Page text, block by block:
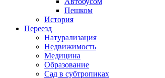
Пешком
История
Переезд
Натурализация
Недвижимость
Медицина
Образование
Сад в субтропиках